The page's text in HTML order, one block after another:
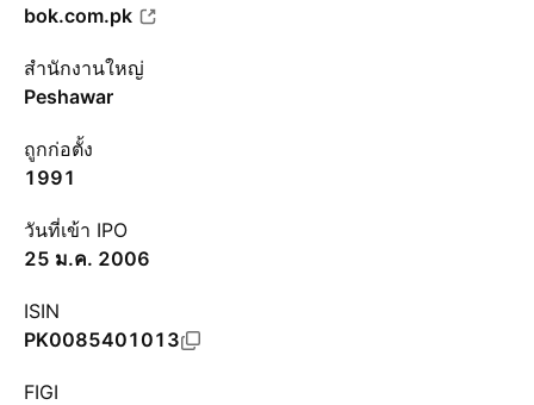
bok.com.pk
สำนักงานใหญ่
Peshawar
ถูกก่อตั้ง
1991
วันที่เข้า IPO
25 ม.ค. 2006
ISIN
PK0085401013
FIGI